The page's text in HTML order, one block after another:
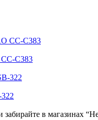
C383
забирайте в магазинах